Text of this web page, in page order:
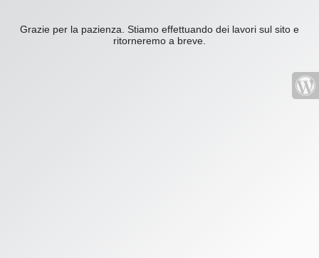
Grazie per la pazienza. Stiamo effettuando dei lavori sul sito e
ritorneremo a breve.